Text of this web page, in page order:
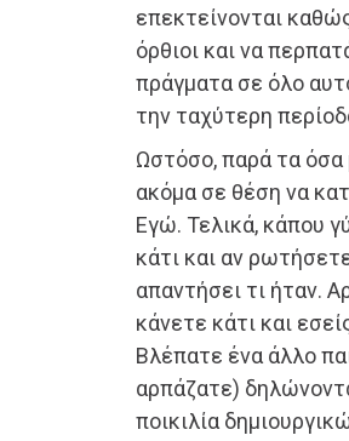
επεκτείνονται
όρθιοι και να
πράγματα σε όλο
την ταχύτερη
Ωστόσο, παρά τα όσα
ακόμα σε θέση να
Εγώ. Τελικά, κάπου
κάτι και αν
απαντήσει τι ήταν.
κάνετε κάτι και
Βλέπατε ένα άλλο
αρπάζατε)
ποικιλία